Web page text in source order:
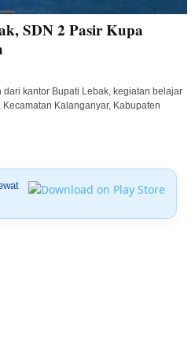
SDN 2 Pasir Kupa
kantor Bupati Lebak, kegiatan belajar
Kalanganyar, Kabupaten